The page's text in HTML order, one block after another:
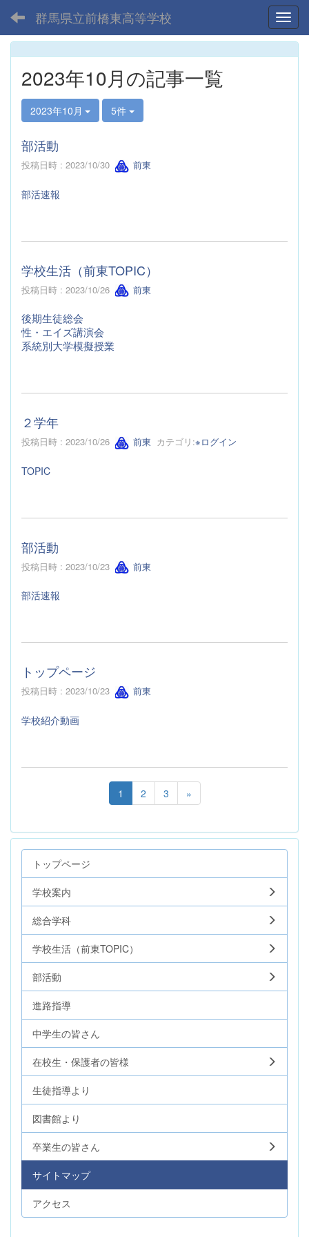
群馬県立前橋東高等学校
2023年10月の記事一覧
2023年10月 5件
部活動
投稿日時 : 2023/10/30 前東
部活速報
学校生活（前東TOPIC）
投稿日時 : 2023/10/26 前東
後期生徒総会
性・エイズ講演会
系統別大学模擬授業
２学年
投稿日時 : 2023/10/26 前東 カテゴリ:※ログイン
TOPIC
部活動
投稿日時 : 2023/10/23 前東
部活速報
トップページ
投稿日時 : 2023/10/23 前東
学校紹介動画
1 2 3 »
トップページ
学校案内
総合学科
学校生活（前東TOPIC）
部活動
進路指導
中学生の皆さん
在校生・保護者の皆様
生徒指導より
図書館より
卒業生の皆さん
サイトマップ
アクセス